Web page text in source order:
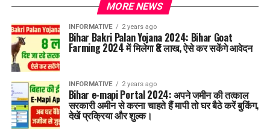
MORE NEWS
INFORMATIVE 2 years ago
Bihar Bakri Palan Yojana 2024: Bihar Goat
Farming 2024 में मिलेगा ₹8 लाख, ऐसे कर सकेंगे आवेदन
INFORMATIVE 2 years ago
Bihar e-mapi Portal 2024: अपने जमीन की तत्काल
सरकारी अमीन से करना चाहते हैं मापी तो घर बैठे करें बुकिंग,
देखें प्रक्रिया और शुल्क।